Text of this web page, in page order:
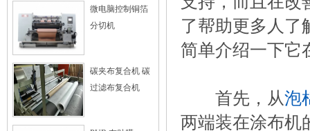
微电脑控制铜箔
分切机
碳夹布复合机 碳
过滤布复合机
了帮助更多人了
简单介绍一下它
首先，从泡
两端装在涂布机